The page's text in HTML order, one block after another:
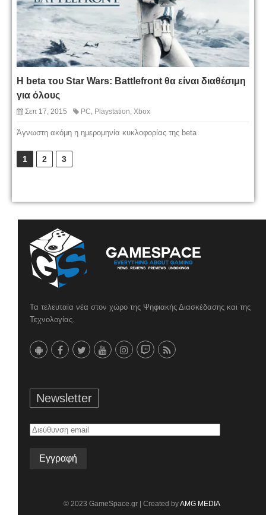
Η beta του Star Wars: Battlefront θα είναι διαθέσιμη
για όλους
Σεπ 17, 2015 PC, Playstation, Xbox
Άγνωστη ακόμη η ημερομηνία κυκλοφορίας της beta
1 2 3
Τα τελευταία νέα στον χώρο της Ψηφιακής Διασκέδασης και της
Τεχνολογίας.
Newsletter
Διεύθυνση
© 2023 GameSpace.gr | Created byAMG MEDIA